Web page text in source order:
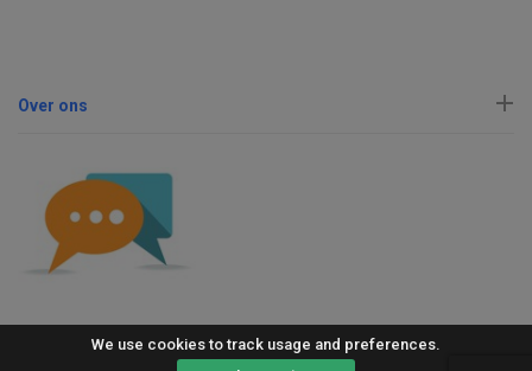
We use cookies to track usage and preferences.
Over ons